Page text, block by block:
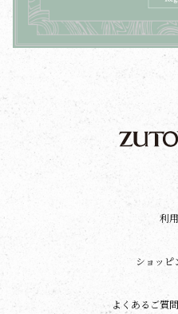
利
ショッピ
よくあるご質